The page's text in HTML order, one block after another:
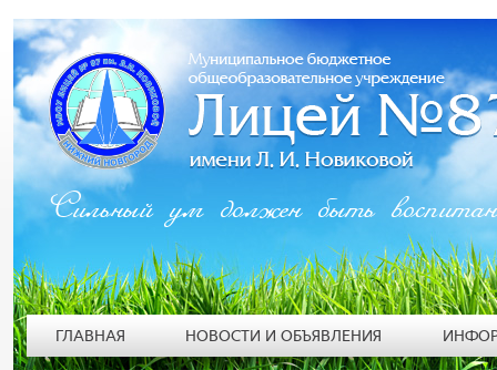
Сильный ум должен быть
ГЛАВНАЯ НОВОСТИ И ОБЪЯВЛЕНИЯ